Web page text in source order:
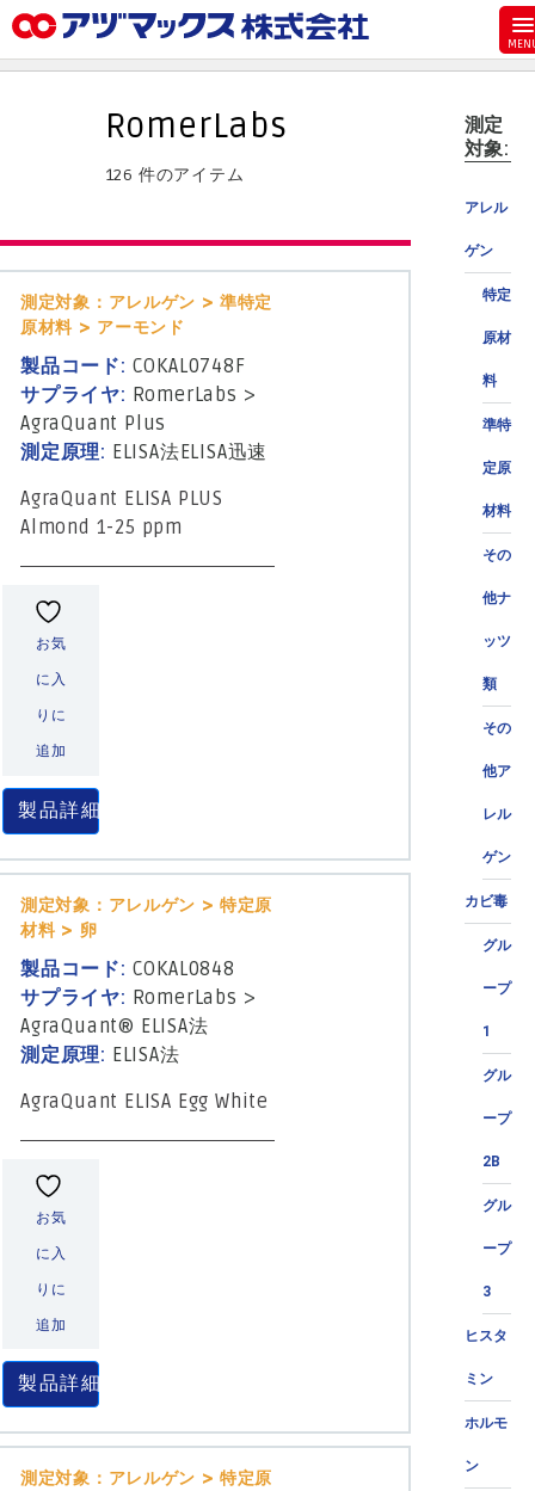
お気に入り
お買い物カゴ
主要取扱ブランド
製品検索
見積発行
測定
対象:
アレル
ゲン
特定
原材
料
準特
定原
材料
その
他ナ
ッツ
類
その
他ア
レル
ゲン
カビ毒
グル
ープ
1
グル
ープ
2B
グル
ープ
3
ヒスタ
ミン
ホルモ
ン
RomerLabs
126 件のアイテム
測定対象：アレルゲン > 準特定
原材料 > アーモンド
製品コード: COKAL0748F
サプライヤ: RomerLabs >
AgraQuant Plus
測定原理: ELISA法ELISA迅速
AgraQuant ELISA PLUS
Almond 1-25 ppm
お気
に入
りに
追加
製品詳細
測定対象：アレルゲン > 特定原
材料 > 卵
製品コード: COKAL0848
サプライヤ: RomerLabs >
AgraQuant® ELISA法
測定原理: ELISA法
AgraQuant ELISA Egg White
お気
に入
りに
追加
製品詳細
測定対象：アレルゲン > 特定原